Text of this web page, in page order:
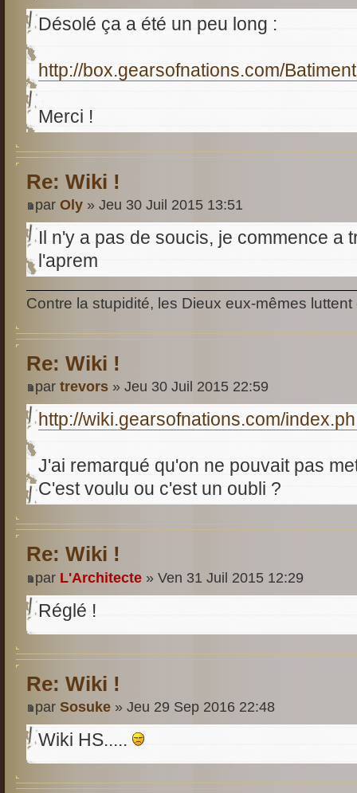
Désolé ça a été un peu long :
http://box.gearsofnations.com/
Merci !
Re: Wiki !
par Oly » Jeu 30 Juil 2015 13:51
Il n'y a pas de soucis, je commence a
l'aprem
Contre la stupidité, les Dieux eux-mêmes luttent
Re: Wiki !
par trevors » Jeu 30 Juil 2015 22:59
http://wiki.gearsofnations.com/
J'ai remarqué qu'on ne pouvait pas
C'est voulu ou c'est un oubli ?
Re: Wiki !
par L'Architecte » Ven 31 Juil 2015 12:29
Réglé !
Re: Wiki !
par Sosuke » Jeu 29 Sep 2016 22:48
Wiki HS.....